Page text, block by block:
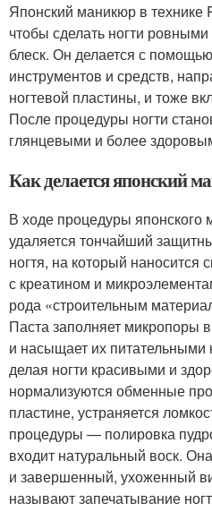
Японский маникюр в технике
чтобы сделать ногти
блеск. Он делается с
инструментов и средств,
ногтевой пластины, и тоже
После процедуры ногти
глянцевыми и более
Как делается японский
В ходе процедуры японского
удаляется тончайший
ногтя, на который наносится
с креатином и
рода «строительным
Паста заполняет микропоры
и насыщает их
делая ногти красивыми и
нормализуются обменные
пластине, устраняется
процедуры — полировка
входит натуральный воск.
и завершенный, ухоженный
называют запечатывание